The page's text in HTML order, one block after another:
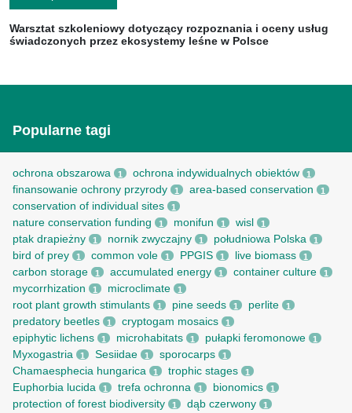
Warsztat szkoleniowy dotyczący rozpoznania i oceny usług
świadczonych przez ekosystemy leśne w Polsce
Popularne tagi
ochrona obszarowa 1 ochrona indywidualnych obiektów 1
finansowanie ochrony przyrody 1 area-based conservation 1
conservation of individual sites 1
nature conservation funding 1 monifun 1 wisl 1
ptak drapieżny 1 nornik zwyczajny 1 południowa Polska 1
bird of prey 1 common vole 1 PPGIS 1 live biomass 1
carbon storage 1 accumulated energy 1 container culture 1
mycorrhization 1 microclimate 1
root рlant growth stimulants 1 pine seeds 1 perlite 1
predatory beetles 1 cryptogam mosaics 1
epiphytic lichens 1 microhabitats 1 pułapki feromonowe 1
Myxogastria 1 Sesiidae 1 sporocarps 1
Chamaesphecia hungarica 1 trophic stages 1
Euphorbia lucida 1 trefa ochronna 1 bionomics 1
protection of forest biodiversity 1 dąb czerwony 1